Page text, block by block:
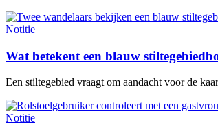
Notitie
Wat betekent een blauw
Een stiltegebied vraagt om aandacht voor de
Notitie